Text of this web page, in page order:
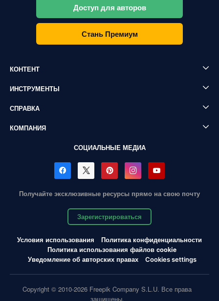
Доступ для авторов
Стань Премиум
КОНТЕНТ
ИНСТРУМЕНТЫ
СПРАВКА
КОМПАНИЯ
СОЦИАЛЬНЫЕ МЕДИА
Получайте эксклюзивные ресурсы прямо на свою почту
Зарегистрироваться
Условия использования
Политика конфиденциальности
Политика использования файлов cookie
Уведомление об авторских правах
Cookies settings
Copyright © 2010-2026 Freepik Company S.L.U. Все права
защищены.